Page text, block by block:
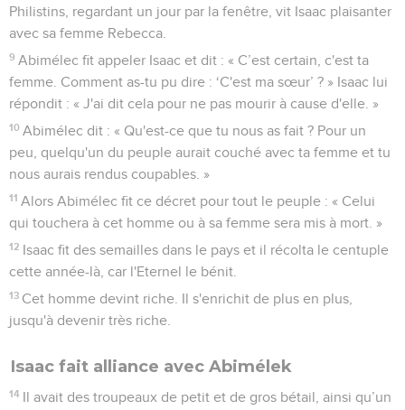
Philistins, regardant un jour par la fenêtre, vit Isaac plaisanter
avec sa femme Rebecca.
9 Abimélec fit appeler Isaac et dit : « C’est certain, c'est ta
femme. Comment as-tu pu dire : ‘C'est ma sœur’ ? » Isaac lui
répondit : « J'ai dit cela pour ne pas mourir à cause d'elle. »
10 Abimélec dit : « Qu'est-ce que tu nous as fait ? Pour un
peu, quelqu'un du peuple aurait couché avec ta femme et tu
nous aurais rendus coupables. »
11 Alors Abimélec fit ce décret pour tout le peuple : « Celui
qui touchera à cet homme ou à sa femme sera mis à mort. »
12 Isaac fit des semailles dans le pays et il récolta le centuple
cette année-là, car l'Eternel le bénit.
13 Cet homme devint riche. Il s'enrichit de plus en plus,
jusqu'à devenir très riche.
Isaac fait alliance avec Abimélek
14 Il avait des troupeaux de petit et de gros bétail, ainsi qu’un